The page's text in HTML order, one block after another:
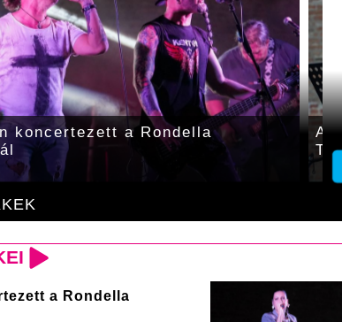
koncertezett a Rondella
A
a Rondella